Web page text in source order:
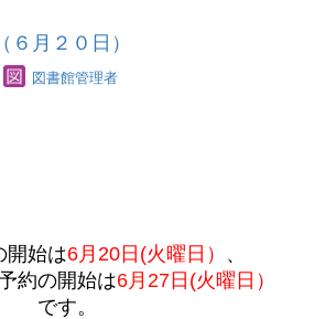
月２０日）
図書館管理者
開始は6月20日(火曜日） 、
約の開始は6月27 日(火曜日）
です。